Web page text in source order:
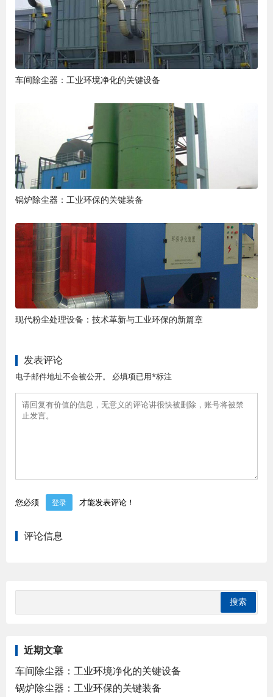
车间除尘器：工业环境净化的关键设备
锅炉除尘器：工业环保的关键装备
现代粉尘处理设备：技术革新与工业环保的新篇章
发表评论
电子邮件地址不会被公开。 必填项已用*标注
您必须 登录 才能发表评论！
评论信息
近期文章
车间除尘器：工业环境净化的关键设备
锅炉除尘器：工业环保的关键装备